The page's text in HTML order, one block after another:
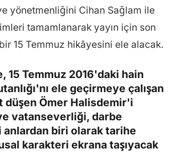
yönetmenliğini Cihan Sağlam ile
tamamlanarak yayın için son
15 Temmuz hikâyesini ele alacak.
15 Temmuz 2016'daki hain
ele geçirmeye çalışan
düşen Ömer Halisdemir'i
vatanseverliği, darbe
biri olarak tarihe
karakteri ekrana taşıyacak